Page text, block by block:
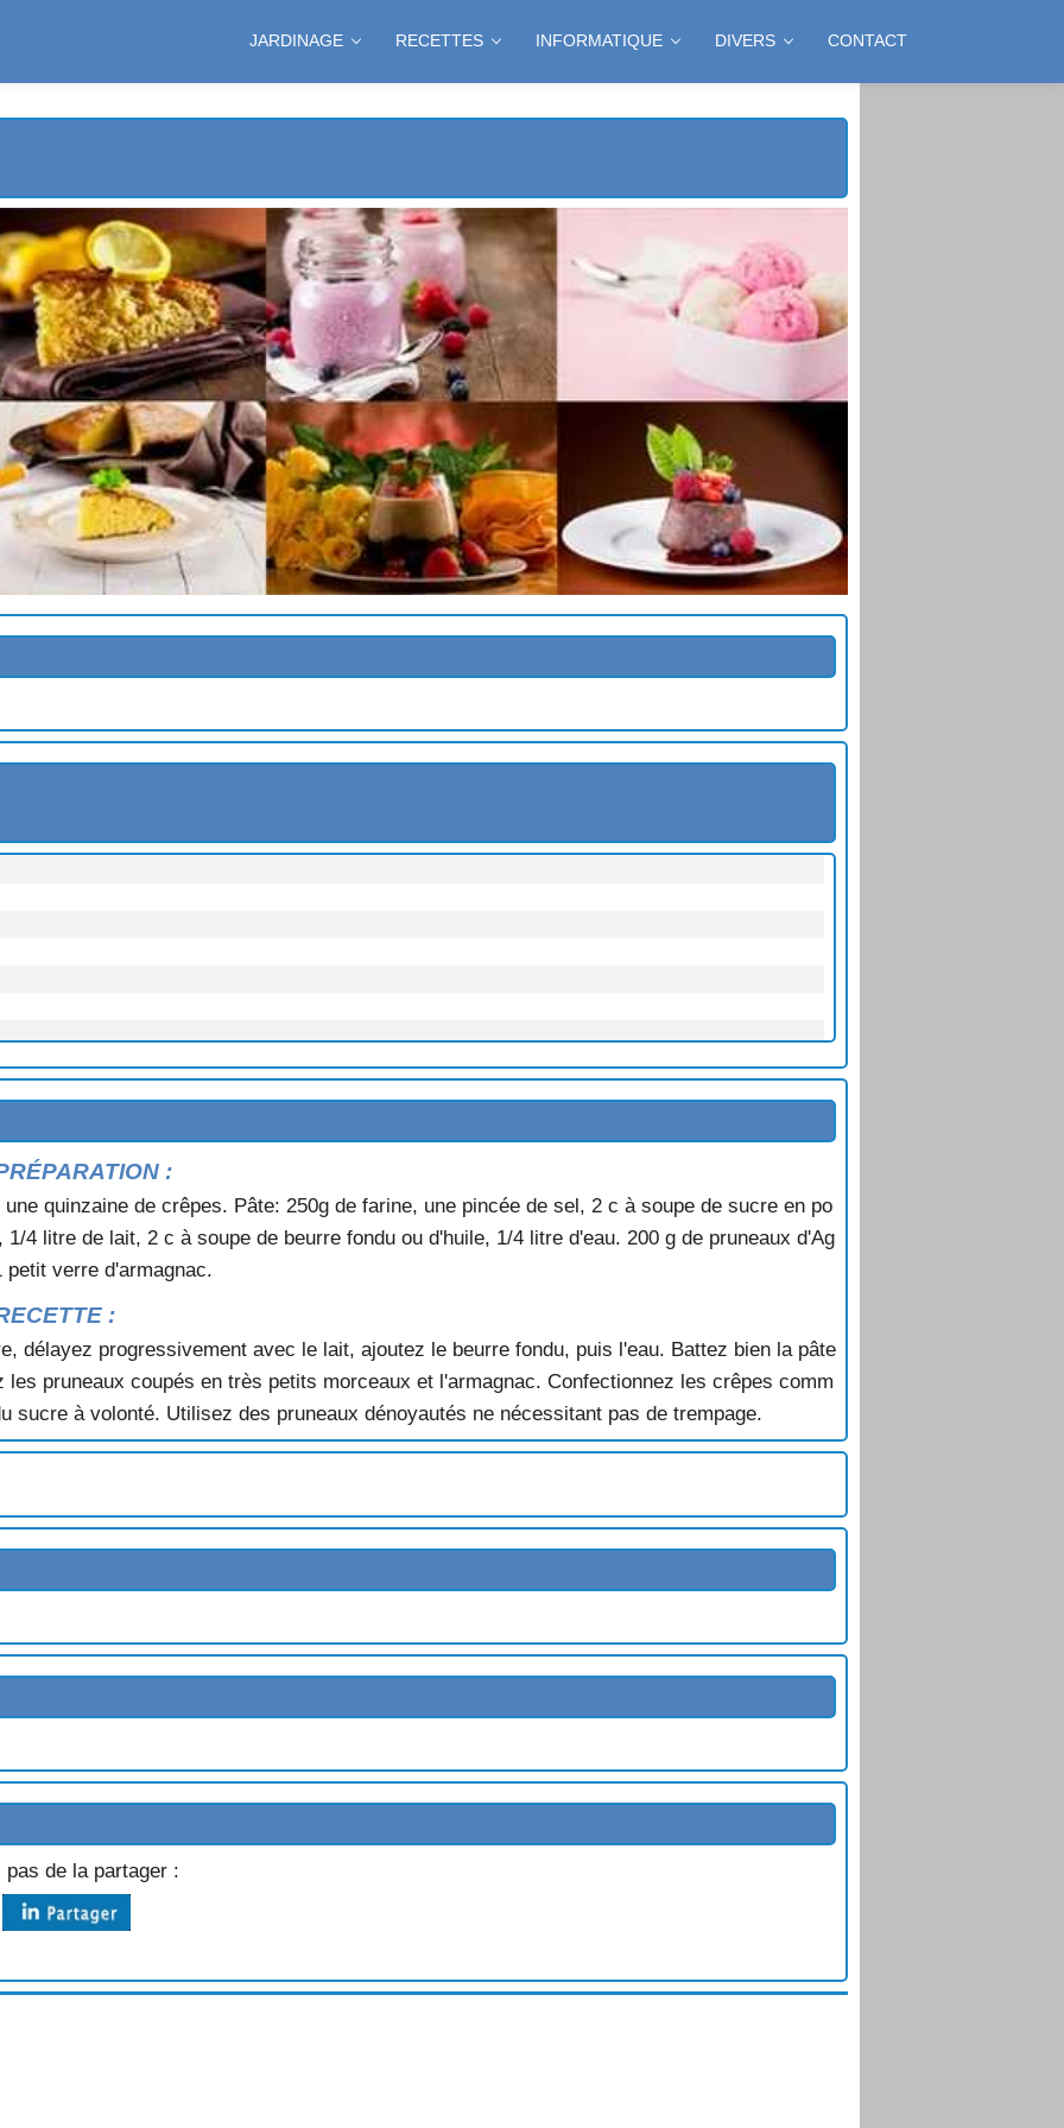
JARDINAGE RECETTES INFORMATIQUE DIVERS CONTACT
DE FRAMBOISES
:
une quinzaine de crêpes. Pâte: 250g de farine, une pincée de sel, 2 c à soupe de sucre en po
1/4 litre de lait, 2 c à soupe de beurre fondu ou d'huile, 1/4 litre d'eau. 200 g de pruneaux d'Ag
petit verre d'armagnac.
:
délayez progressivement avec le lait, ajoutez le beurre fondu, puis l'eau. Battez bien la pâte
pruneaux coupés en très petits morceaux et l'armagnac. Confectionnez les crêpes comm
sucre à volonté. Utilisez des pruneaux dénoyautés ne nécessitant pas de trempage.
pas de la partager :